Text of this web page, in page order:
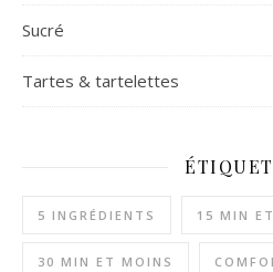
Sucré
Tartes & tartelettes
5 INGRÉDIENTS 15 MIN
30 MIN ET MOINS